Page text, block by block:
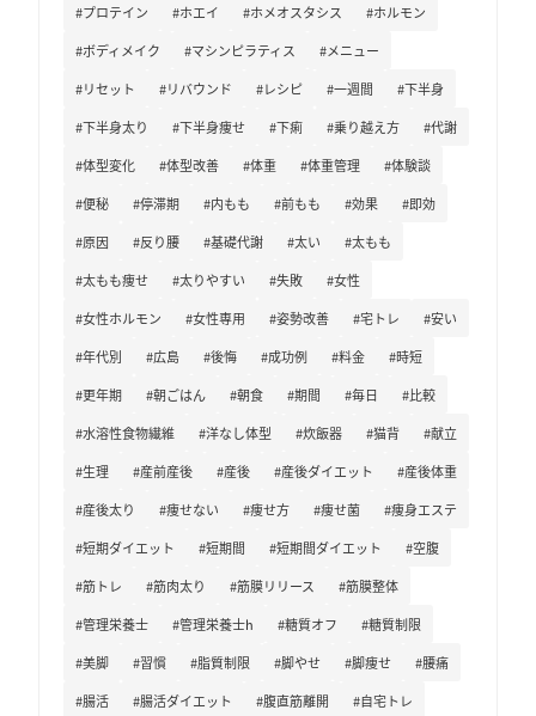
#プロテイン
#ホエイ #ホメオスタシス
#ホルモン
#ボディメイク
#マシンピラティス
#メニュー
#リセット
#リバウンド #レシピ #一週間
#下半身
#下半身太り
#下半身痩せ #下痢 #乗り越え方
#代謝
#体型変化
#体型改善 #体重 #体重管理
#体験談
#便秘
#停滞期 #内もも #前もも #効果
#即効
#原因
#反り腰 #基礎代謝 #太い
#太もも
#太もも痩せ
#太りやすい #失敗
#女性
#女性ホルモン
#女性専用 #姿勢改善 #宅トレ
#安い
#年代別
#広島 #後悔 #成功例 #料金
#時短
#更年期
#朝ごはん #朝食 #期間 #毎日
#比較
#水溶性食物繊維
#洋なし体型 #炊飯器 #猫背
#献立
#生理
#産前産後 #産後 #産後ダイエット
#産後体重
#産後太り
#痩せない #痩せ方 #痩せ菌
#痩身エステ
#短期ダイエット
#短期間 #短期間ダイエット
#空腹
#筋トレ
#筋肉太り #筋膜リリース
#筋膜整体
#管理栄養士
#管理栄養士h #糖質オフ
#糖質制限
#美脚
#習慣 #脂質制限 #脚やせ #脚痩せ
#腰痛
#腸活
#腸活ダイエット #腹直筋離開
#自宅トレ